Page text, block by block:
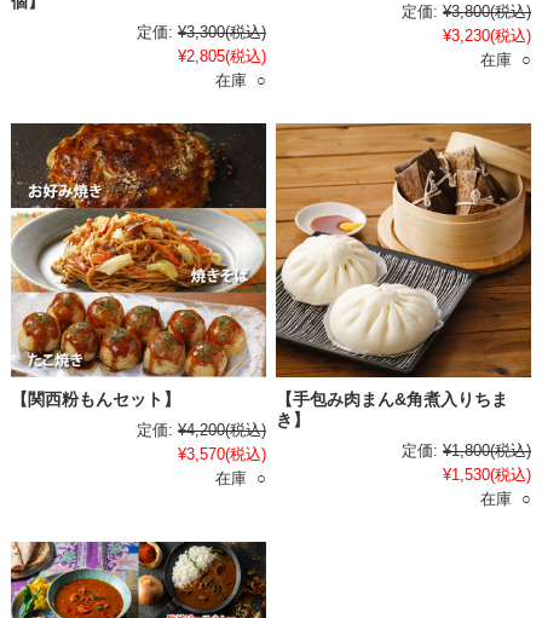
定価: ¥3,300(税込)
¥2,805(税込)
在庫 ○
定価: ¥3,800(税込)
¥3,230(税込)
在庫 ○
【関西粉もんセット】
定価: ¥4,200(税込)
¥3,570(税込)
在庫 ○
【手包み肉まん&角煮入りちま
き】
定価: ¥1,800(税込)
¥1,530(税込)
在庫 ○